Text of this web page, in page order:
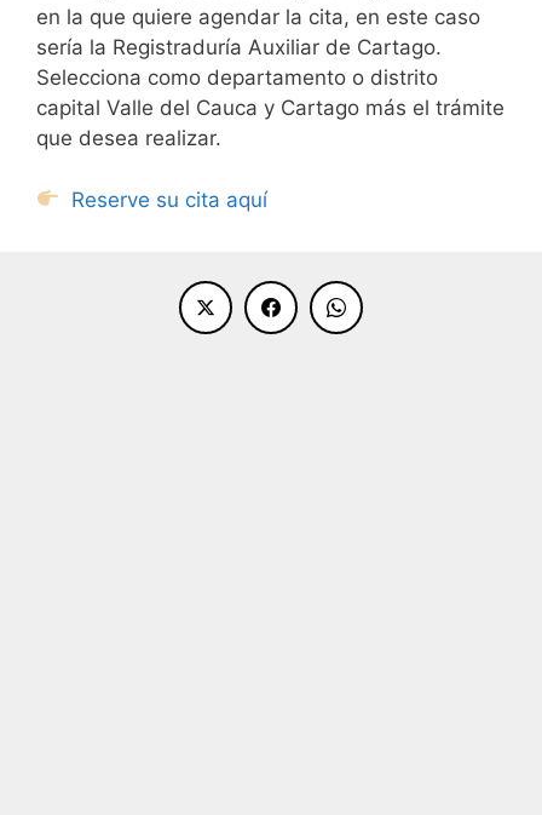
en la que quiere agendar la cita, en este caso
sería la Registraduría Auxiliar de Cartago.
Selecciona como departamento o distrito
capital Valle del Cauca y Cartago más el trámite
que desea realizar.
Reserve su cita aquí